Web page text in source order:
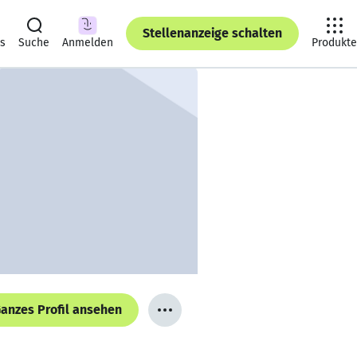
Suche Anmelden
Stellenanzeige schalten
Produkte
Profil ansehen